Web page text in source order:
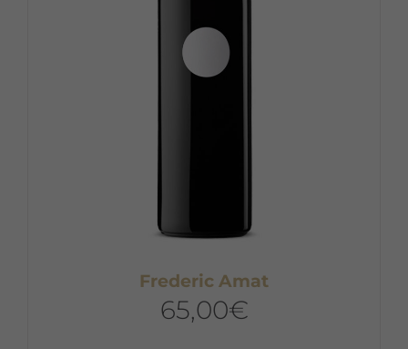
Frederic Amat
65,00€